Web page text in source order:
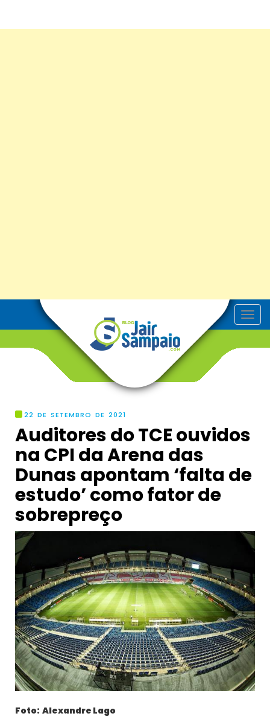
T
o
t
i
22 DE SETEMBRO DE 2021
Auditores do TCE ouvidos
na CPI da Arena das
Dunas apontam ‘falta de
estudo’ como fator de
sobrepreço
Foto: Alexandre Lago